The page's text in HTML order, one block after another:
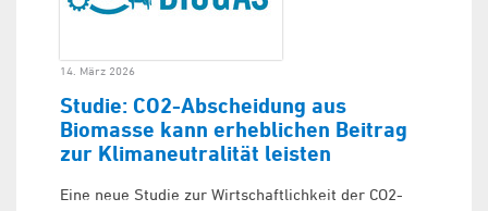
14. März 2026
Studie: CO2-Abscheidung aus
Biomasse kann erheblichen Beitrag
zur Klimaneutralität leisten
Eine neue Studie zur Wirtschaftlichkeit der CO2-